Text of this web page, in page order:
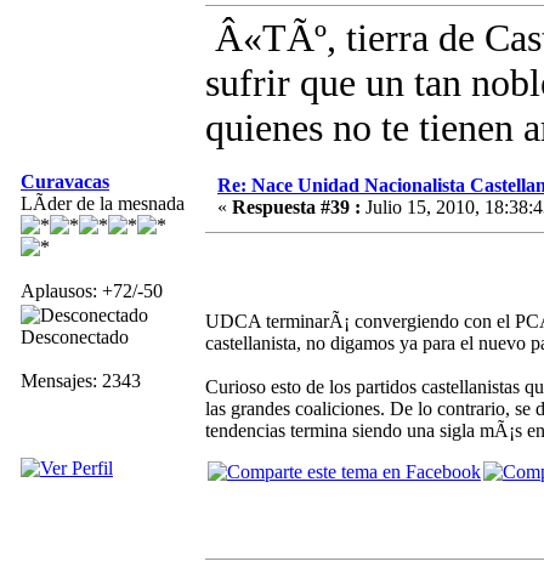
Â«TÃº, tierra de
sufrir que un tan
quienes no te tienen
Curavacas
LÃ­der de la mesnada
Aplausos: +72/-50
Desconectado
Mensajes: 2343
Re: Nace Unidad Nacionalista
« Respuesta #39 : Julio 15, 2010,
UDCA terminarÃ¡ convergiendo con el
castellanista, no digamos ya para el nuevo
Curioso esto de los partidos castellanistas
las grandes coaliciones. De lo contrario, se
tendencias termina siendo una sigla mÃ¡s